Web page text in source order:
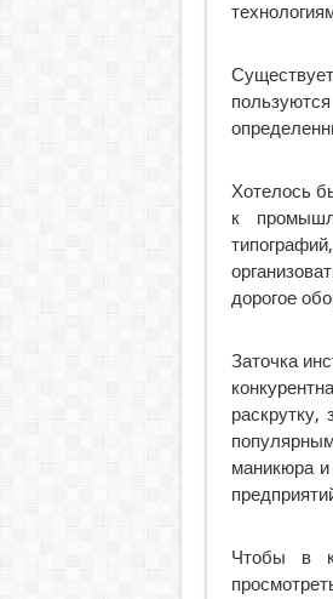
Хотелось
к
дорогое
Заточка
маникюра
Чтобы в